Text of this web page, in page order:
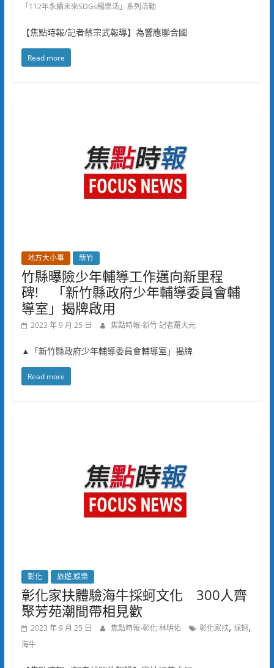
「112年永續未來SDGs暢樂活」系列活動
【焦點時報/記者蔡宗武報導】為響應聯合國
Read more
地方大小事 新竹
竹縣曝險少年輔導工作邁向新里程
碑! 「新竹縣政府少年輔導委員會輔
導室」揭牌啟用
2023 年 9 月 25 日 焦點時報-新竹 記者羅大元
▲「新竹縣政府少年輔導委員會輔導室」揭牌
Read more
彰化 旅遊.娛樂
彰化家扶體驗海牛採蚵文化 300人齊
聚芳苑潮間帶相見歡
2023 年 9 月 25 日 焦點時報-彰化 林明佑 彰化家扶, 採蚵,
海牛